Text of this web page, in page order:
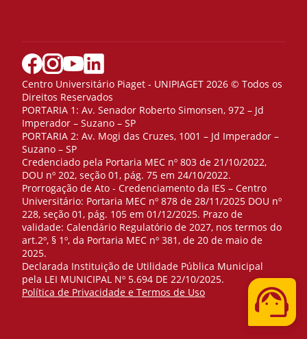
Centro Universitário Piaget - UNIPIAGET 2026 © Todos os
Direitos Reservados
PORTARIA 1: Av. Senador Roberto Simonsen, 972 – Jd
Imperador – Suzano – SP
PORTARIA 2: Av. Mogi das Cruzes, 1001 – Jd Imperador –
Suzano – SP
Credenciado pela Portaria MEC nº 803 de 21/10/2022,
DOU nº 202, seção 01, pág. 75 em 24/10/2022.
Prorrogação de Ato - Credenciamento da IES – Centro
Universitário: Portaria MEC nº 878 de 28/11/2025 DOU nº
228, seção 01, pág. 105 em 01/12/2025. Prazo de
validade: Calendário Regulatório de 2027, nos termos do
art.2º, § 1º, da Portaria MEC nº 381, de 20 de maio de
2025.
Declarada Instituição de Utilidade Pública Municipal
pela LEI MUNICIPAL Nº 5.694 DE 22/10/2025.
Política de Privacidade e Termos de Uso
Telefone
WhatsApp